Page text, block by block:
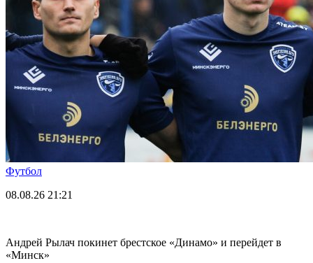
Футбол
08.08.26 21:21
Андрей Рылач покинет брестское «Динамо» и перейдет в
«Минск»